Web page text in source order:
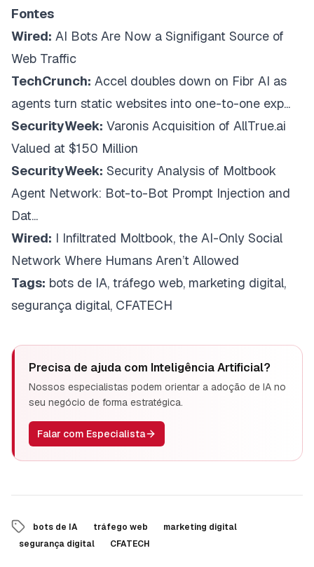
Fontes
Wired: AI Bots Are Now a Signifigant Source of
Web Traffic
TechCrunch: Accel doubles down on Fibr AI as
agents turn static websites into one-to-one exp...
SecurityWeek: Varonis Acquisition of AllTrue.ai
Valued at $150 Million
SecurityWeek: Security Analysis of Moltbook
Agent Network: Bot-to-Bot Prompt Injection and
Dat...
Wired: I Infiltrated Moltbook, the AI-Only Social
Network Where Humans Aren’t Allowed
Tags: bots de IA, tráfego web, marketing digital,
segurança digital, CFATECH
Precisa de ajuda com Inteligência Artificial?
Nossos especialistas podem orientar a adoção de IA no
seu negócio de forma estratégica.
Falar com Especialista
bots de IA tráfego web
marketing digital
segurança digital
CFATECH